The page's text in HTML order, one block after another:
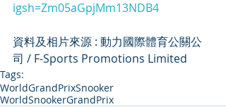
igsh=Zm05aGpjMm13NDB4
資料及相片來源 : 動力國際體育公關公
司 / F-Sports Promotions Limited
Tags:
WorldGrandPrixSnooker
WorldSnookerGrandPrix